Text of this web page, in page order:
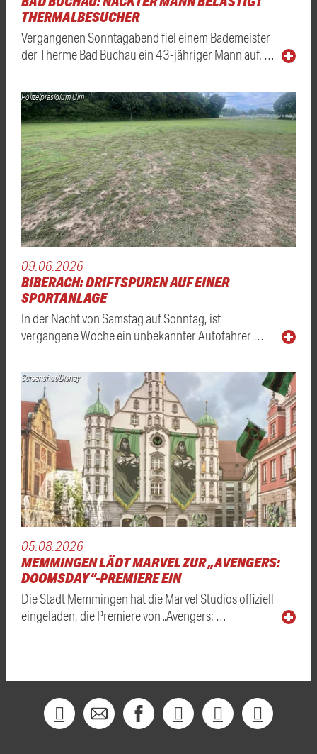
THERMALBESUCHER
Vergangenen Sonntagabend fiel einem Bademeister
der Therme Bad Buchau ein 43-jähriger Mann auf. …
Polizeipräsidium Ulm
09.06.2026
BIBERACH: DRIFTSPUREN AUF EINER
SPORTANLAGE
In der Nacht von Samstag auf Sonntag, ist
vergangene Woche ein unbekannter Autofahrer …
Screenshot/Disney
05.08.2026
MEMMINGEN LÄDT MARVEL ZUR „AVENGERS:
DOOMSDAY“-PREMIERE EIN
Die Stadt Memmingen hat die Marvel Studios offiziell
eingeladen, die Premiere von „Avengers: …